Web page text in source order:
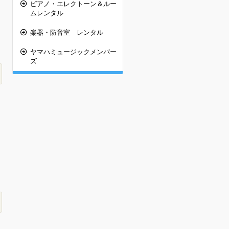
ピアノ・エレクトーン＆ルー
ムレンタル
楽器・防音室 レンタル
ヤマハミュージックメンバー
ズ